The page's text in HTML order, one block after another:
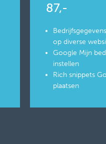
87,-
op diverse
Google Mijn
instellen
Rich snippets
plaatsen